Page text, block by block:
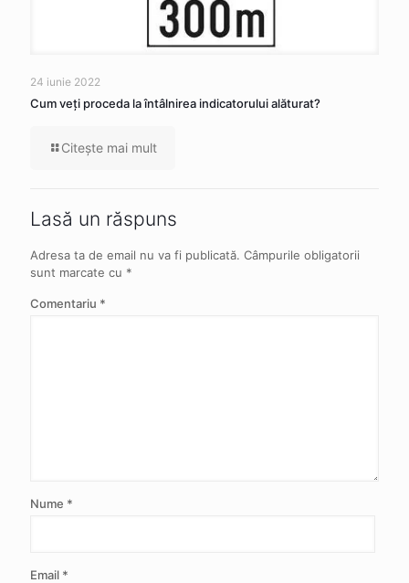
24 iunie 2022
Cum veţi proceda la întâlnirea indicatorului alăturat?
Citeşte mai mult
Lasă un răspuns
Adresa ta de email nu va fi publicată. Câmpurile obligatorii
sunt marcate cu *
Comentariu *
Nume *
Email *